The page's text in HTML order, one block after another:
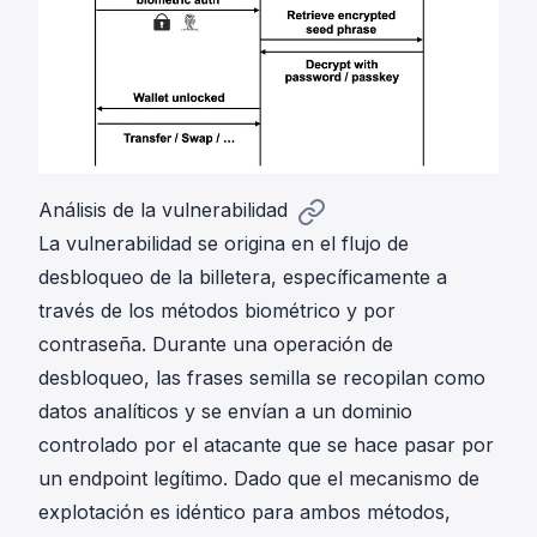
Análisis de la vulnerabilidad
La vulnerabilidad se origina en el flujo de
desbloqueo de la billetera, específicamente a
través de los métodos biométrico y por
contraseña. Durante una operación de
desbloqueo, las frases semilla se recopilan como
datos analíticos y se envían a un dominio
controlado por el atacante que se hace pasar por
un endpoint legítimo. Dado que el mecanismo de
explotación es idéntico para ambos métodos,